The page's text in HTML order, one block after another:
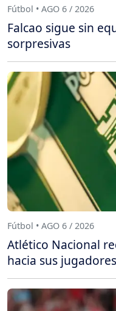
Fútbol • AGO 6 / 2026
Falcao sigue sin
sorpresivas
Fútbol • AGO 6 / 2026
Atlético Nacional
hacia sus jugadores